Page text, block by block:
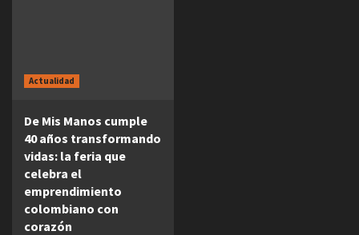
Actualidad
De Mis Manos cumple
40 años transformando
vidas: la feria que
celebra el
emprendimiento
colombiano con
corazón